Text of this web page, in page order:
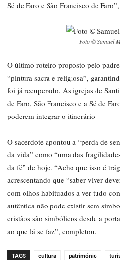
Sé de Faro e São Francisco de
Foto © Samuel
O último roteiro proposto pelo
“pintura sacra e religiosa”,
foi já recuperado. As igrejas de
de Faro, São Francisco e a Sé de
poderem integrar o itinerário.
O sacerdote apontou a “perda de
da vida” como “uma das
da fé” de hoje. “Acho que isso é
acrescentando que “saber viver
com olhos habituados a ver tudo
autêntica não pode existir sem
cristãos são simbólicos desde a
ao que lá se faz”, completou.
TAGS cultura património